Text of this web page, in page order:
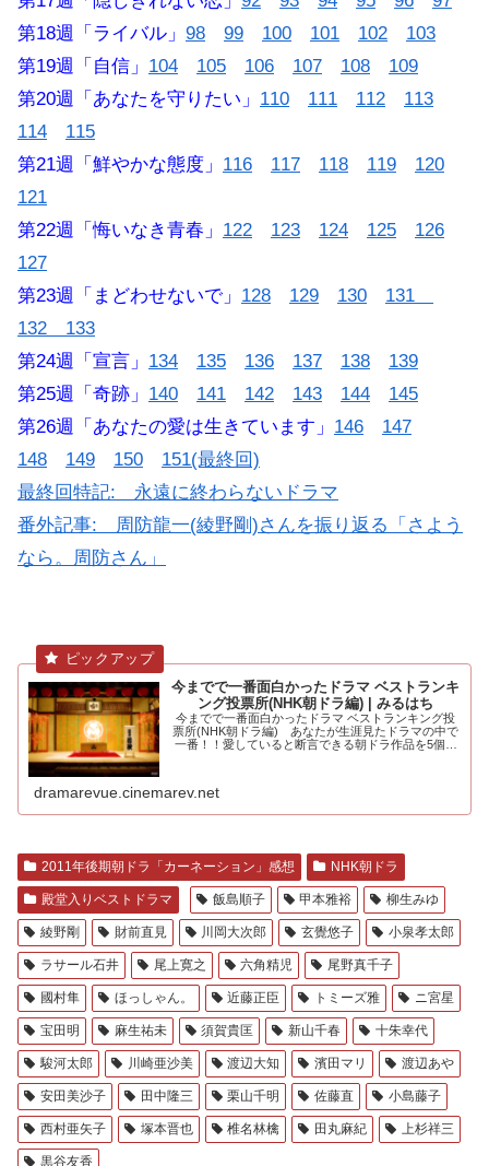
第18週「ライバル」 98 99 100 101 102
103
第19週「自信」 104 105 106 107 108
109
第20週「あなたを守りたい」 110 111 112
113
114
115
第21週「鮮やかな態度」 116 117 118 119
120
121
第22週「悔いなき青春」 122 123 124 125
126
127
第23週「まどわせないで」 128 129 130
131
132 133
第24週「宣言」 134 135 136 137 138
139
第25週「奇跡」 140 141 142 143 144
145
第26週「あなたの愛は生きています」 146
147
148
149 150
151(最終回)
最終回特記: 永遠に終わらないドラマ
番外記事: 周防龍一(綾野剛)さんを振り返る「さよう
なら。周防さん」
今までで一番面白かったドラマ ベストランキ
ング投票所(NHK朝ドラ編) | みるはち
今までで一番面白かったドラマ ベストランキング投
票所(NHK朝ドラ編) あなたが生涯見たドラマの中で
一番！！愛していると断言できる朝ドラ作品を5個選
dramarevue.cinemarev.net
2011年後期朝ドラ「カーネーション」感想 NHK朝ドラ
殿堂入りベストドラマ 飯島順子 甲本雅裕 柳生みゆ
綾野剛 財前直見 川岡大次郎 玄覺悠子 小泉孝太郎
ラサール石井 尾上寛之 六角精児 尾野真千子
國村隼 ほっしゃん。 近藤正臣 トミーズ雅 ニ宮星
宝田明 麻生祐未 須賀貴匡 新山千春 十朱幸代
駿河太郎 川崎亜沙美 渡辺大知 濱田マリ 渡辺あや
安田美沙子 田中隆三 栗山千明 佐藤直 小島藤子
西村亜矢子 塚本晋也 椎名林檎 田丸麻紀 上杉祥三
黒谷友香